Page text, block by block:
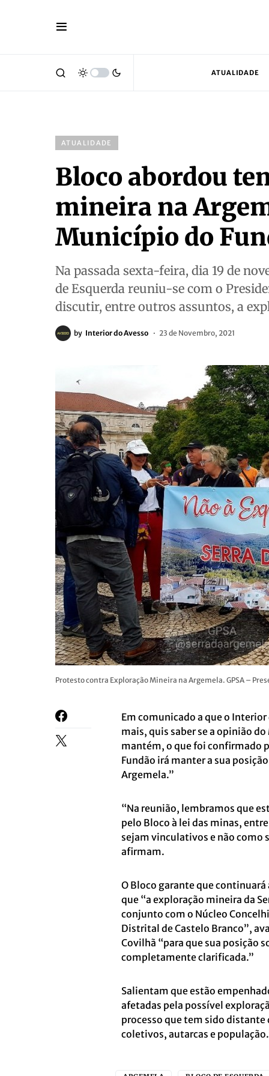
ATUALIDADE
ATUALIDADE
Bloco abordou
mineira na
Município do
Na passada sexta-feira, dia 19 de
de Esquerda reuniu-se com o
discutir, entre outros assuntos, a
by Interior do Avesso 23 de Novembro, 2021
Protesto contra Exploração Mineira na Argemela. GPSA –
Em comunicado a que o Interior
mais, quis saber se a opinião
mantém, o que foi confirmado
Fundão irá manter a sua
Argemela.”
“Na reunião, lembramos que
pelo Bloco à lei das minas,
sejam vinculativos e não como
afirmam.
O Bloco garante que
que “a exploração mineira da
conjunto com o Núcleo
Distrital de Castelo Branco”,
Covilhã “para que sua posição
completamente clarificada.”
Salientam que estão
afetadas pela possível
processo que tem sido distante
coletivos, autarcas e